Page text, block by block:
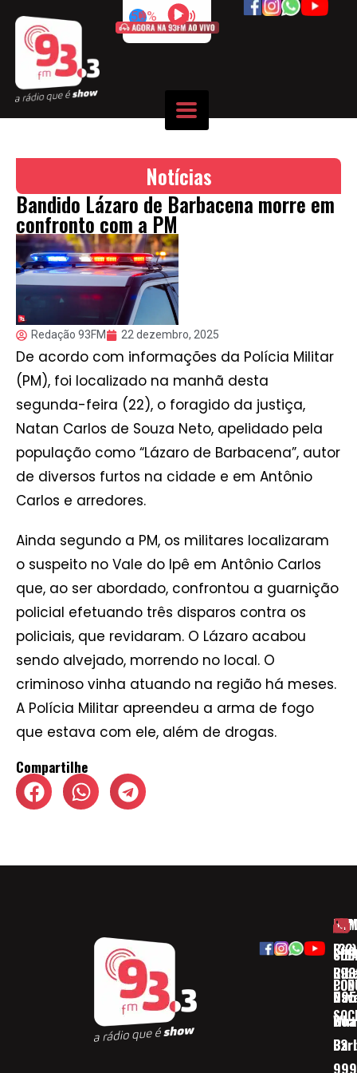
50%
Notícias
Bandido Lázaro de Barbacena morre em
confronto com a PM
Redação 93FM 22 dezembro, 2025
De acordo com informações da Polícia Militar
(PM), foi localizado na manhã desta
segunda-feira (22), o foragido da justiça,
Natan Carlos de Souza Neto, apelidado pela
população como “Lázaro de Barbacena”, autor
de diversos furtos na cidade e em Antônio
Carlos e arredores.
Ainda segundo a PM, os militares localizaram
o suspeito no Vale do Ipê em Antônio Carlos
que, ao ser abordado, confrontou a guarnição
policial efetuando três disparos contra os
policiais, que revidaram. O Lázaro acabou
sendo alvejado, morrendo no local. O
criminoso vinha atuando na região há meses.
A Polícia Militar apreendeu a arma de fogo
que estava com ele, além de drogas.
Compartilhe
(32)
32